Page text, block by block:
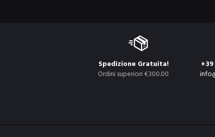
Spedizione Gratuita!
Ordini superiori €300.00